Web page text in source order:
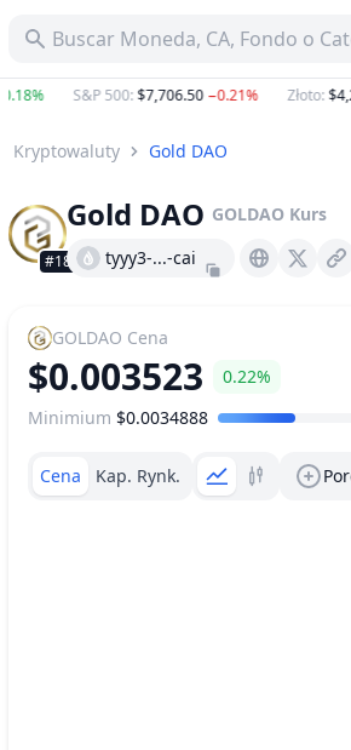
Buscar Moneda, CA, Fondo o
0.18% S&P 500:$7,706.50−0.21% Złoto:
Kryptowaluty Gold DAO
#1855
Gold DAO GOLDAO Kurs
tyyy3-...-cai X (Twitter)
GOLDAO Cena
$0.003523 0.22%
Zakres Cen
Minimium $0.0034888
Cena Kap. Rynk.